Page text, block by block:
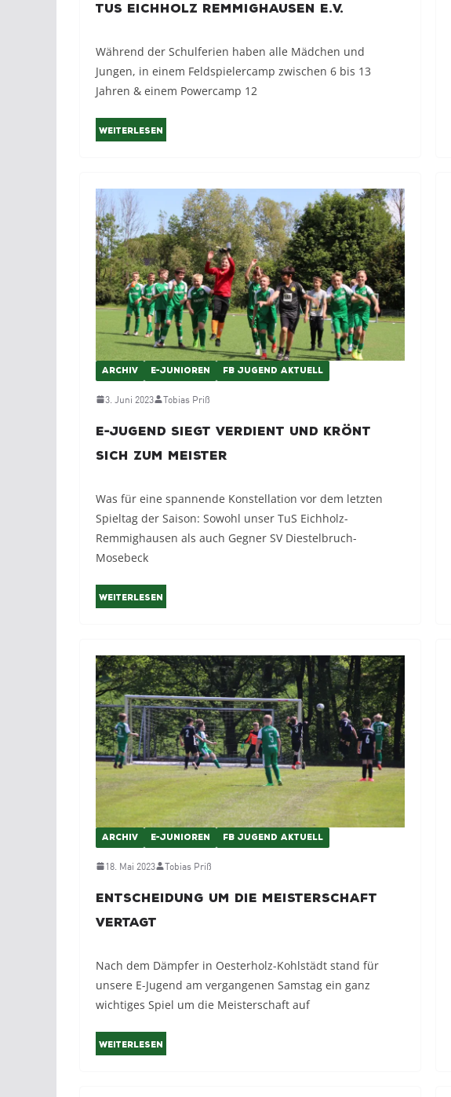
TuS Eichholz Remmighausen e.V.
Während der Schulferien haben alle Mädchen und
Jungen, in einem Feldspielercamp zwischen 6 bis 13
Jahren & einem Powercamp 12
Weiterlesen
ARCHIV E-JUNIOREN FB JUGEND AKTUELL
3. Juni 2023 Tobias Priß
E-Jugend siegt verdient und krönt
sich zum Meister
Was für eine spannende Konstellation vor dem letzten
Spieltag der Saison: Sowohl unser TuS Eichholz-
Remmighausen als auch Gegner SV Diestelbruch-
Mosebeck
Weiterlesen
ARCHIV E-JUNIOREN FB JUGEND AKTUELL
18. Mai 2023 Tobias Priß
Entscheidung um die Meisterschaft
vertagt
Nach dem Dämpfer in Oesterholz-Kohlstädt stand für
unsere E-Jugend am vergangenen Samstag ein ganz
wichtiges Spiel um die Meisterschaft auf
Weiterlesen